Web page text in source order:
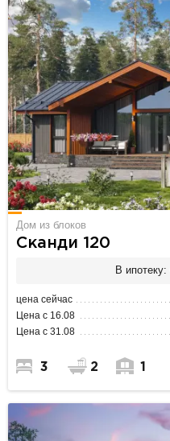
Дом из блоков
Сканди 120
В ипотеку:
цена сейчас
Цена с 16.08
Цена с 31.08
3 2 1